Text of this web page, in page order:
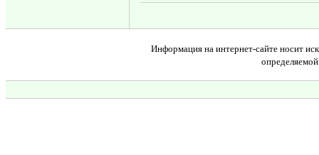
Информация на интернет-сайте носит